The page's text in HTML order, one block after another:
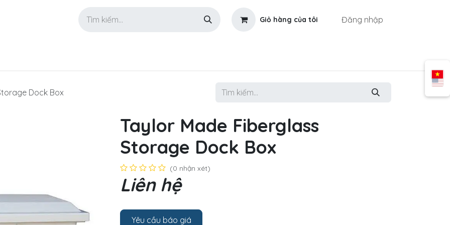
Giỏ hàng của tôi Đăng nhập
Dock Box
Taylor Made Fiberglass
Storage Dock Box
(0 nhận xét)
Liên hệ
Yêu cầu báo giá